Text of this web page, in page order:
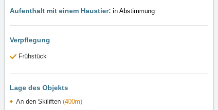
Aufenthalt mit einem Haustier: in Abstimmung
Verpflegung
Frühstück
Lage des Objekts
An den Skiliften (400m)